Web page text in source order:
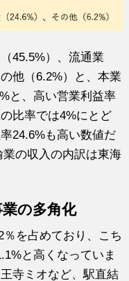
45.5%）、流通業
他（6.2%）と、本業
と、高い営業利益率
比率では4%にとど
24.6%も高い数値だ
の収入の内訳は東海
の多角化
を占めており、こち
と高くなっていま
寺ミオなど、駅直結